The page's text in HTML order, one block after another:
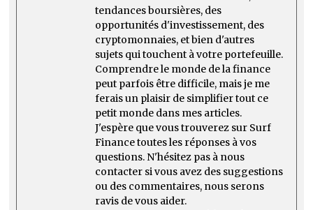
tendances boursières, des
opportunités d'investissement, des
cryptomonnaies, et bien d'autres
sujets qui touchent à votre portefeuille.
Comprendre le monde de la finance
peut parfois être difficile, mais je me
ferais un plaisir de simplifier tout ce
petit monde dans mes articles.
J'espère que vous trouverez sur Surf
Finance toutes les réponses à vos
questions. N'hésitez pas à nous
contacter si vous avez des suggestions
ou des commentaires, nous serons
ravis de vous aider.